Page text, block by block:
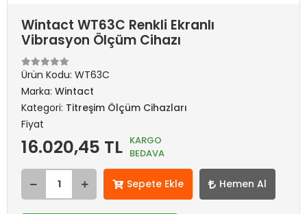
Wintact WT63C Renkli Ekranlı
Vibrasyon Ölçüm Cihazı
Ürün Kodu: WT63C
Marka: Wintact
Kategori: Titreşim Ölçüm Cihazları
Fiyat
16.020,45 TL KARGO
BEDAVA
Sepete Ekle Hemen Al